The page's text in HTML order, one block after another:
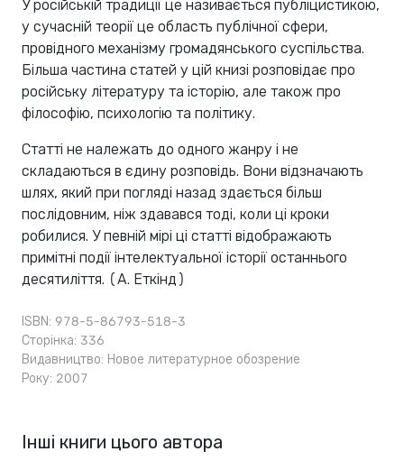
У російській традиції це називається публіцистикою,
у сучасній теорії це область публічної сфери,
провідного механізму громадянського суспільства.
Більша частина статей у цій книзі розповідає про
російську літературу та історію, але також про
філософію, психологію та політику.
Статті не належать до одного жанру і не
складаються в єдину розповідь. Вони відзначають
шлях, який при погляді назад здається більш
послідовним, ніж здавався тоді, коли ці кроки
робилися. У певній мірі ці статті відображають
примітні події інтелектуальної історії останнього
десятиліття. (А. Еткінд)
ISBN: 978-5-86793-518-3
Сторінка: 336
Видавництво: Новое литературное обозрение
Року: 2007
Інші книги цього автора